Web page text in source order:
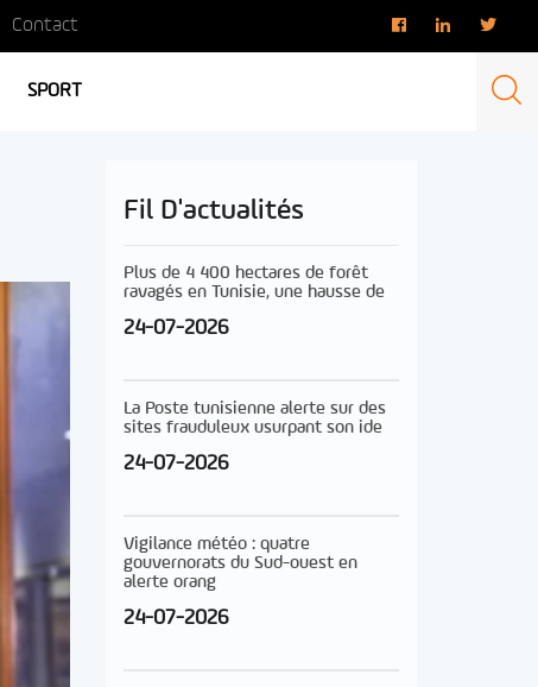
Contact
SPORT
Fil D'actualités
Plus de 4 400 hectares de forêt
ravagés en Tunisie, une hausse de
24-07-2026
La Poste tunisienne alerte sur des
sites frauduleux usurpant son ide
24-07-2026
Vigilance météo : quatre
gouvernorats du Sud-ouest en
alerte orang
24-07-2026